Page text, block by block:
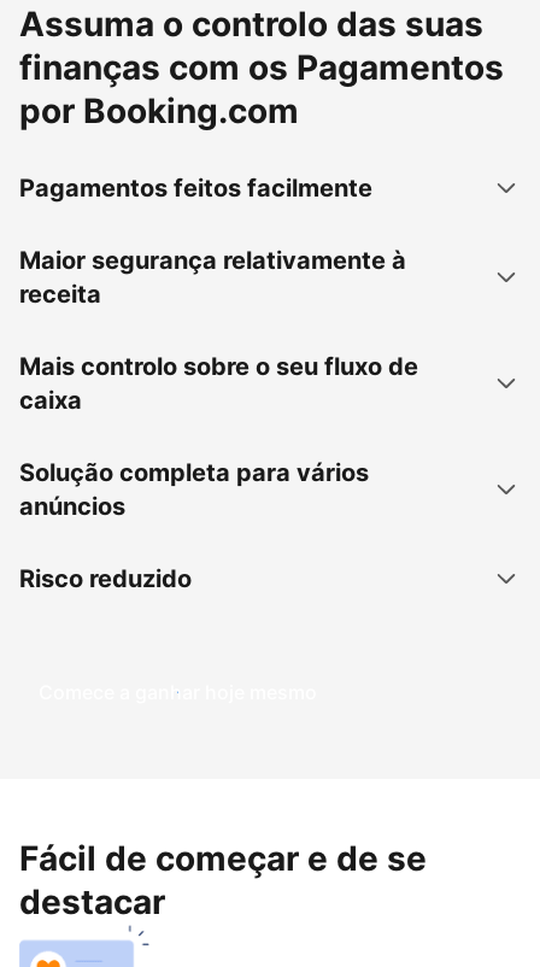
Assuma o controlo das suas
finanças com os Pagamentos
por Booking.com
Pagamentos feitos facilmente
Maior segurança relativamente à
receita
Mais controlo sobre o seu fluxo de
caixa
Solução completa para vários
anúncios
Risco reduzido
Comece a ganhar hoje mesmo
Fácil de começar e de se
destacar